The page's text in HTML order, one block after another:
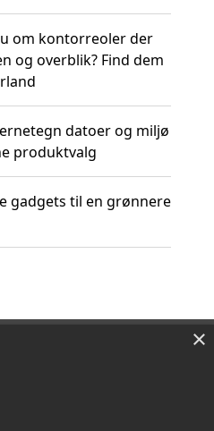
om kontorreoler der
og overblik? Find dem
datoer og miljø
produktvalg
gadgets til en grønnere
×